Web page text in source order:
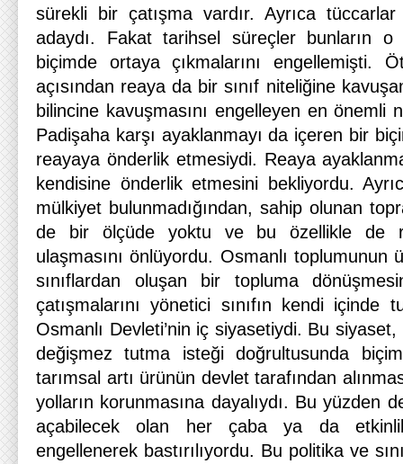
sürekli bir çatışma vardır. Ayrıca
adaydı. Fakat tarihsel süreçler bunların
biçimde ortaya çıkmalarını engellemişti.
açısından reaya da bir sınıf niteliğine
bilincine kavuşmasını engelleyen en önemli
Padişaha karşı ayaklanmayı da içeren bir
reayaya önderlik etmesiydi. Reaya
kendisine önderlik etmesini bekliyordu.
mülkiyet bulunmadığından, sahip olunan
de bir ölçüde yoktu ve bu özellikle de
ulaşmasını önlüyordu. Osmanlı toplumunun
sınıflardan oluşan bir topluma
çatışmalarını yönetici sınıfın kendi
Osmanlı Devleti’nin iç siyasetiydi. Bu siyaset,
değişmez tutma isteği doğrultusunda
tarımsal artı ürünün devlet tarafından
yolların korunmasına dayalıydı. Bu yüzden
açabilecek olan her çaba ya da
engellenerek bastırılıyordu. Bu politika ve